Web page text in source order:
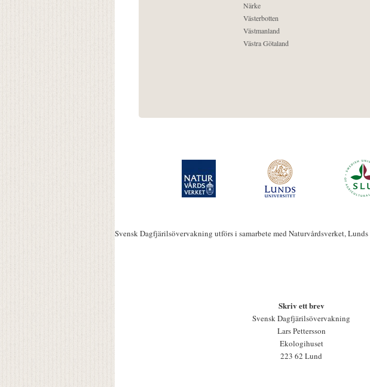
Närke
Västerbotten
Västmanland
Västra Götaland
Svensk Dagfjärilsövervakning utförs i samarbete med Naturvårdsverket,
Skriv ett brev
Svensk Dagfjärilsövervakning
Lars Pettersson
Ekologihuset
223 62 Lund